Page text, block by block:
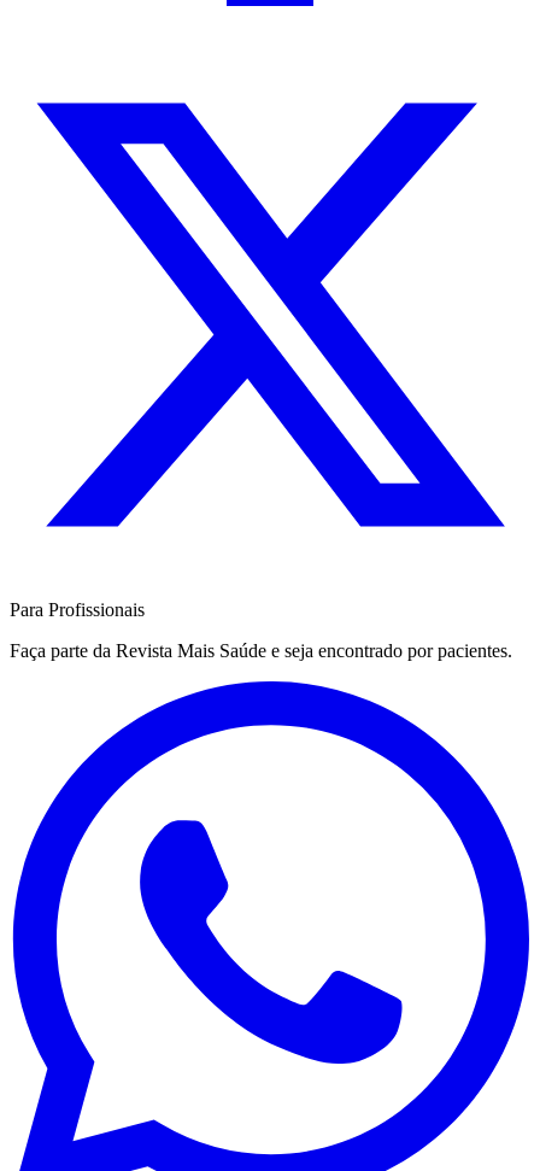
Para Profissionais
Faça parte da Revista Mais Saúde e seja encontrado por pacientes.